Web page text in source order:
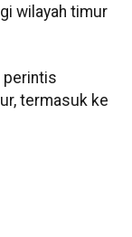
wilayah timur
perintis
termasuk ke